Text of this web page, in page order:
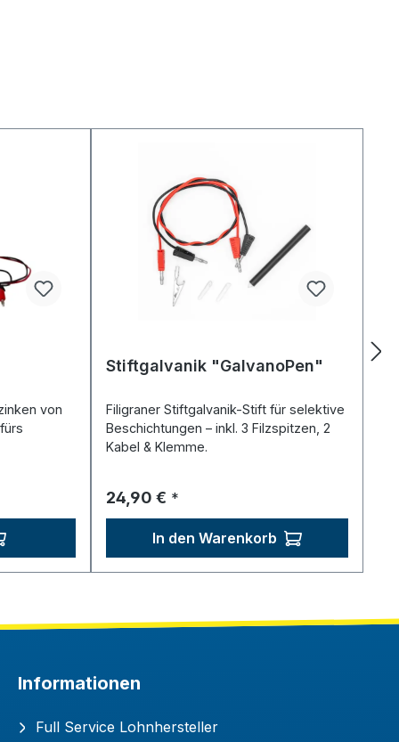
von
Stiftgalvanik "GalvanoPen"
Filigraner Stiftgalvanik-Stift für selektive
Beschichtungen – inkl. 3 Filzspitzen, 2
Kabel & Klemme.
Regulärer Preis:
24,90 € *
In den Warenkorb
Informationen
Full Service Lohnhersteller